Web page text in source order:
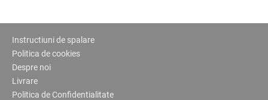
Instructiuni de spalare
Politica de cookies
Despre noi
Livrare
Politica de Confidentialitate